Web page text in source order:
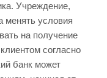
Учреждение,
менять условия
на получение
согласно
банк может